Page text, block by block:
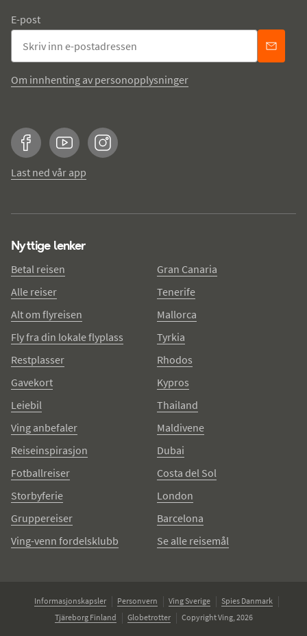
E-post
Om innhenting av personopplysninger
FacebookYouTubeInstagram
Last ned vår app
Nyttige lenker
Betal reisen
Alle reiser
Alt om flyreisen
Fly fra din lokale flyplass
Restplasser
Gavekort
Leiebil
Ving anbefaler
Reiseinspirasjon
Fotballreiser
Storbyferie
Gruppereiser
Ving-venn fordelsklubb
Gran Canaria
Tenerife
Mallorca
Tyrkia
Rhodos
Kypros
Thailand
Maldivene
Dubai
Costa del Sol
London
Barcelona
Se alle reisemål
Informasjonskapsler Personvern Ving Sverige
Spies Danmark
Tjäreborg Finland
Globetrotter Copyright Ving, 2026